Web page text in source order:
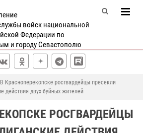
войск национальной
Федерации по
и городу Севастополю
В Красноперекопске росгвардейцы пресекли
действия двух буйных жителей
РОСГВАРДЕЙЦЫ